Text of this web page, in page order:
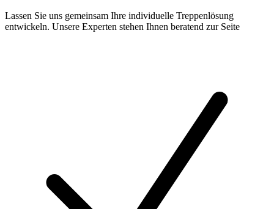
Lassen Sie uns gemeinsam Ihre individuelle Treppenlösung
entwickeln. Unsere Experten stehen Ihnen beratend zur Seite